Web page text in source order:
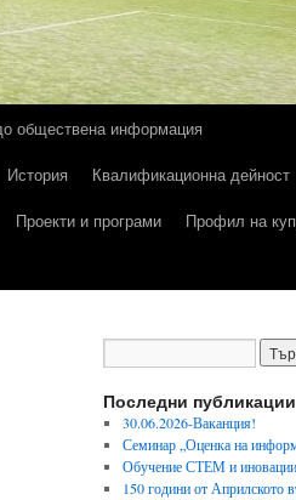
обществена информация
История
Квалификационна дейност
Проекти и програми
Профил на
Последни публикации
30.06.2026-Ваканция!
Семинар „Оценка на
Обучение СТЕМ и иновации
150 години от Априлското